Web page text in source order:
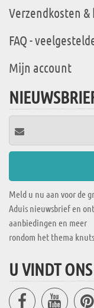
Verzendkosten
FAQ -
Mijn account
Meld u nu aan voor de
Aduis nieuwsbrief en
aanbiedingen en meer
rondom het thema
U VINDT